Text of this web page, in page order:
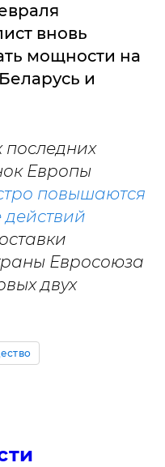
вновь
мощности на
и
последних
Европы
повышаются
Евросоюза
двух